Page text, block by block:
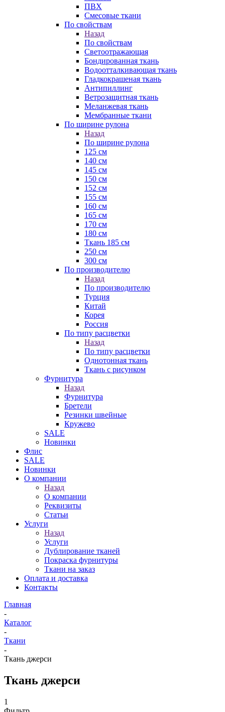
ПВХ
Смесовые ткани
По свойствам
Назад
По свойствам
Светоотражающая
Бондированная ткань
Водоотталкивающая ткань
Гладкокрашеная ткань
Антипиллинг
Ветрозащитная ткань
Меланжевая ткань
Мембранные ткани
По ширине рулона
Назад
По ширине рулона
125 см
140 см
145 см
150 см
152 см
155 см
160 см
165 см
170 см
180 см
Ткань 185 см
250 см
300 см
По производителю
Назад
По производителю
Турция
Китай
Корея
Россия
По типу расцветки
Назад
По типу расцветки
Однотонная ткань
Ткань с рисунком
Фурнитура
Назад
Фурнитура
Бретели
Резинки швейные
Кружево
SALE
Новинки
Флис
SALE
Новинки
О компании
Назад
О компании
Реквизиты
Статьи
Услуги
Назад
Услуги
Дублирование тканей
Покраска фурнитуры
Ткани на заказ
Оплата и доставка
Контакты
Главная
-
Каталог
-
Ткани
-
Ткань джерси
Ткань джерси
1